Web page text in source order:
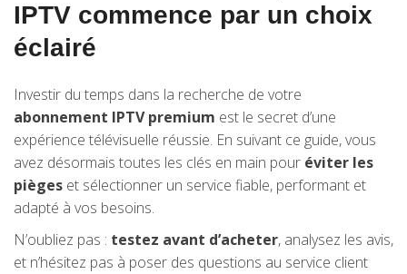
IPTV commence par un choix
éclairé
Investir du temps dans la recherche de votre
abonnement IPTV premium est le secret d’une
expérience télévisuelle réussie. En suivant ce guide, vous
avez désormais toutes les clés en main pour éviter les
pièges et sélectionner un service fiable, performant et
adapté à vos besoins.
N’oubliez pas : testez avant d’acheter, analysez les avis,
et n’hésitez pas à poser des questions au service client